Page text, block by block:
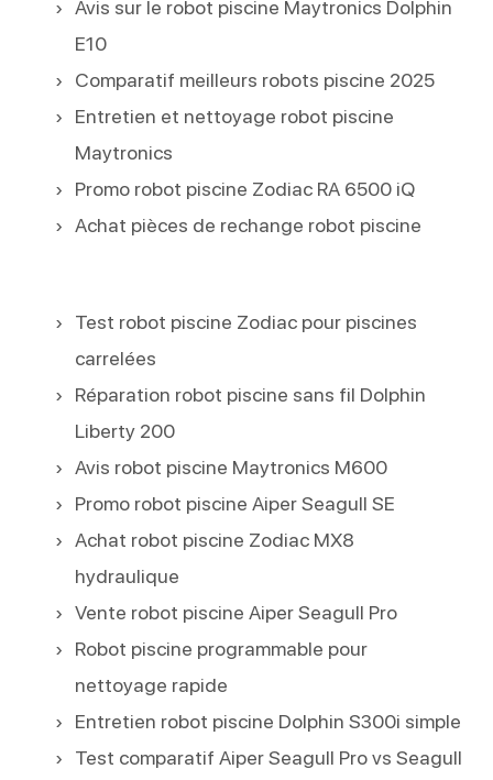
Avis sur le robot piscine Maytronics Dolphin
E10
Comparatif meilleurs robots piscine 2025
Entretien et nettoyage robot piscine
Maytronics
Promo robot piscine Zodiac RA 6500 iQ
Achat pièces de rechange robot piscine
Test robot piscine Zodiac pour piscines
carrelées
Réparation robot piscine sans fil Dolphin
Liberty 200
Avis robot piscine Maytronics M600
Promo robot piscine Aiper Seagull SE
Achat robot piscine Zodiac MX8
hydraulique
Vente robot piscine Aiper Seagull Pro
Robot piscine programmable pour
nettoyage rapide
Entretien robot piscine Dolphin S300i simple
Test comparatif Aiper Seagull Pro vs Seagull